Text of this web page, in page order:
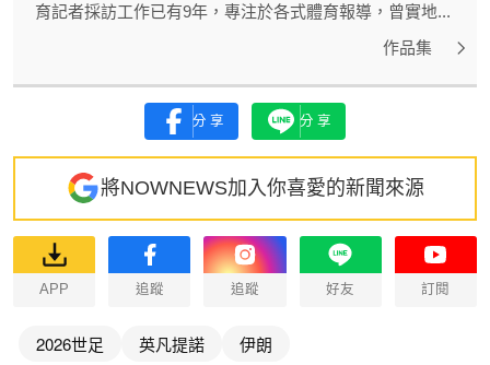
育記者採訪工作已有9年，專注於各式體育報導，曾實地...
作品集
分享 分享
將NOWNEWS加入你喜愛的新聞來源
APP 追蹤 追蹤 好友 訂閱
2026世足 英凡提諾 伊朗